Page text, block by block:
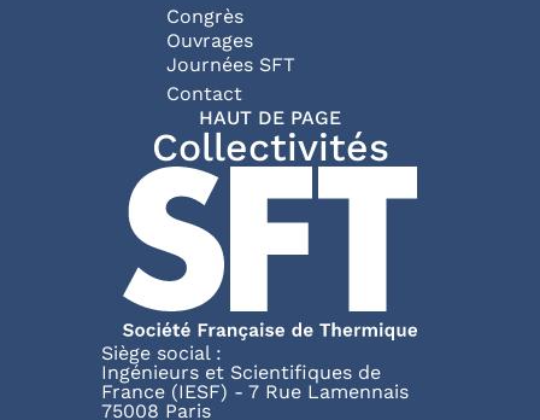
Congrès
Ouvrages
Journées SFT
Pied de page
Contact
HAUT DE PAGE
Collectivités
Siège social :
Ingénieurs et Scientifiques de
France (IESF) - 7 Rue Lamennais
75008 Paris